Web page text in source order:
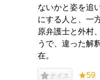
ないかと姿を追
にする人と、一
原弁護士と外村
うで、違った解
在。
ナイス ★59